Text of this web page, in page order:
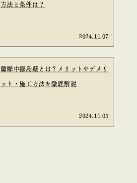
方法と条件は？
2024.11.07
薩摩中霧島壁とは？メリットやデメリ
ット・施工方法を徹底解説
2024.11.05